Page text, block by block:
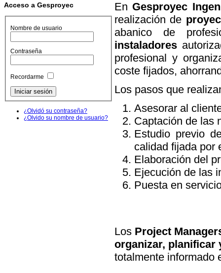
Acceso a Gesproyec
Nombre de usuario
Contraseña
Recordarme
¿Olvidó su contraseña?
¿Olvido su nombre de usuario?
En Gesproyec
realización de
abanico de
instaladores
profesional y
coste fijados,
Los pasos que
Asesorar al
Captación de las
Estudio previo
calidad fijada por
Elaboración del
Ejecución de las
Puesta en
Los Project
organizar, planificar
totalmente informado